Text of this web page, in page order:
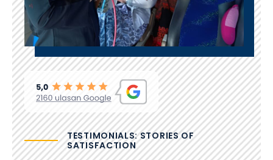
TESTIMONIALS: STORIES OF
SATISFACTION